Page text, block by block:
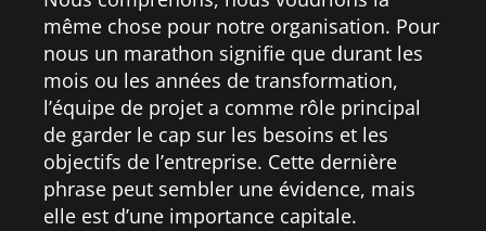
même chose pour notre organisation. Pour
nous un marathon signifie que durant les
mois ou les années de transformation,
l’équipe de projet a comme rôle principal
de garder le cap sur les besoins et les
objectifs de l’entreprise. Cette dernière
phrase peut sembler une évidence, mais
elle est d’une importance capitale.